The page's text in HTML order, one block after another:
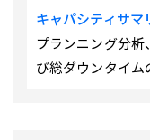
キャパシティサマ
プランニング分
び総ダウンタイム